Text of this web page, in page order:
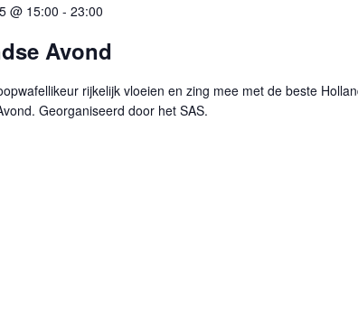
@ 15:00 - 23:00
Avond
rijkelijk vloeien en zing mee met de beste
Georganiseerd door het SAS.